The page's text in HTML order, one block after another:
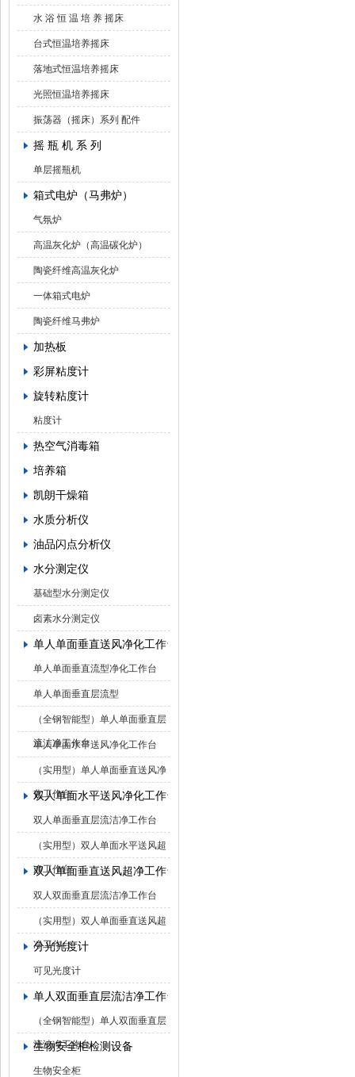
水 浴 恒 温 培 养 摇床
台式恒温培养摇床
落地式恒温培养摇床
光照恒温培养摇床
振荡器（摇床）系列 配件
摇 瓶 机 系 列
单层摇瓶机
箱式电炉（马弗炉）
气氛炉
高温灰化炉（高温碳化炉）
陶瓷纤维高温灰化炉
一体箱式电炉
陶瓷纤维马弗炉
加热板
彩屏粘度计
旋转粘度计
粘度计
热空气消毒箱
培养箱
凯朗干燥箱
水质分析仪
油品闪点分析仪
水分测定仪
基础型水分测定仪
卤素水分测定仪
单人单面垂直送风净化工作台
单人单面垂直流型净化工作台
单人单面垂直层流型
（全钢智能型）单人单面垂直层
流洁净工作台
单人单面水平送风净化工作台
（实用型）单人单面垂直送风净
化工作台
双人单面水平送风净化工作台
双人单面垂直层流洁净工作台
（实用型）双人单面水平送风超
净工作台
双人单面垂直送风超净工作台
双人双面垂直层流洁净工作台
（实用型）双人单面垂直送风超
净工作台
分光光度计
可见光度计
单人双面垂直层流洁净工作台
（全钢智能型）单人双面垂直层
流洁净工作台
生物安全柜检测设备
生物安全柜